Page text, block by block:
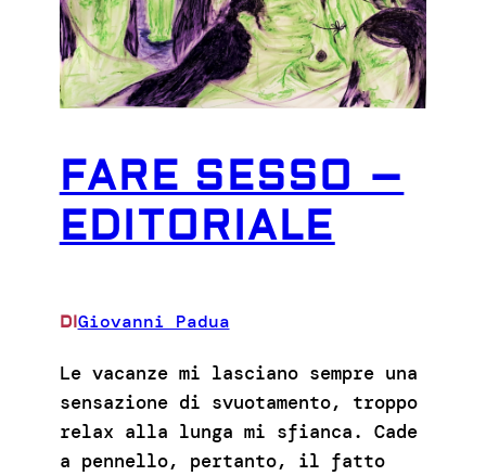
FARE SESSO –
EDITORIALE
DIGiovanni Padua
Le vacanze mi lasciano sempre una
sensazione di svuotamento, troppo
relax alla lunga mi sfianca. Cade
a pennello, pertanto, il fatto